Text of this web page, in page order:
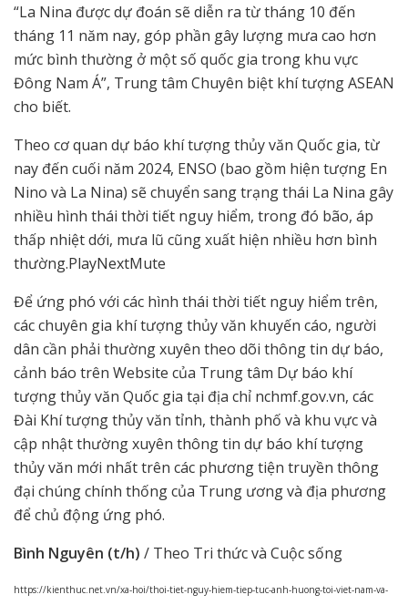
“La Nina được dự đoán sẽ diễn ra từ tháng 10 đến
tháng 11 năm nay, góp phần gây lượng mưa cao hơn
mức bình thường ở một số quốc gia trong khu vực
Đông Nam Á”, Trung tâm Chuyên biệt khí tượng ASEAN
cho biết.
Theo cơ quan dự báo khí tượng thủy văn Quốc gia, từ
nay đến cuối năm 2024, ENSO (bao gồm hiện tượng En
Nino và La Nina) sẽ chuyển sang trạng thái La Nina gây
nhiều hình thái thời tiết nguy hiểm, trong đó bão, áp
thấp nhiệt dới, mưa lũ cũng xuất hiện nhiều hơn bình
thường.PlayNextMute
Để ứng phó với các hình thái thời tiết nguy hiểm trên,
các chuyên gia khí tượng thủy văn khuyến cáo, người
dân cần phải thường xuyên theo dõi thông tin dự báo,
cảnh báo trên Website của Trung tâm Dự báo khí
tượng thủy văn Quốc gia tại địa chỉ nchmf.gov.vn, các
Đài Khí tượng thủy văn tỉnh, thành phố và khu vực và
cập nhật thường xuyên thông tin dự báo khí tượng
thủy văn mới nhất trên các phương tiện truyền thông
đại chúng chính thống của Trung ương và địa phương
để chủ động ứng phó.
Bình Nguyên (t/h) / Theo Tri thức và Cuộc sống
https://kienthuc.net.vn/xa-hoi/thoi-tiet-nguy-hiem-tiep-tuc-anh-huong-toi-viet-nam-va-